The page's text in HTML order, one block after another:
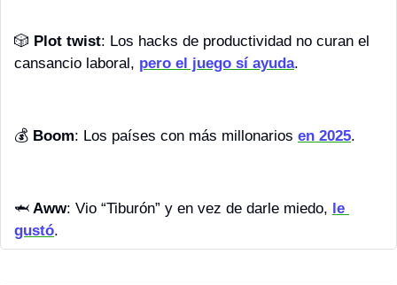
🎲 Plot twist: Los hacks de productividad no curan el
cansancio laboral, pero el juego sí ayuda.
💰 Boom: Los países con más millonarios en 2025.
🦈 Aww: Vio “Tiburón” y en vez de darle miedo, le
gustó.